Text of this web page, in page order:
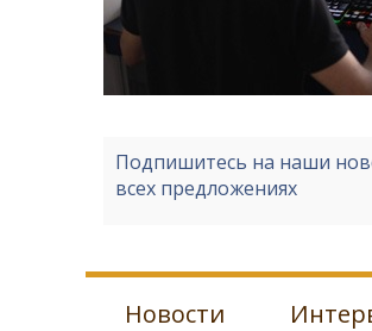
Подпишитесь на наши
всех предложениях
Новости